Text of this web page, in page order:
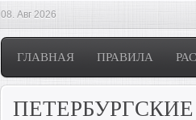
08. Авг 2026
ГЛАВНАЯ ПРАВИЛА